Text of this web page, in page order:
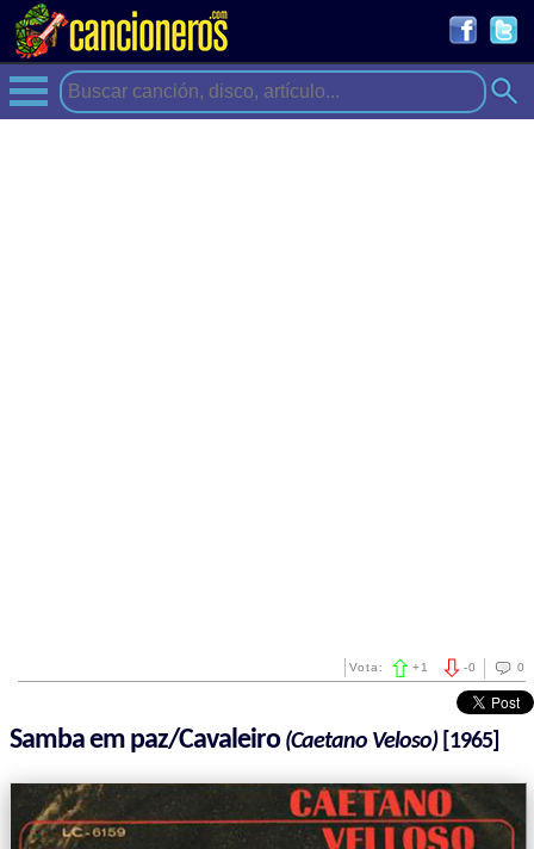
0
-0
Vota: +1
Samba em paz/Cavaleiro(Caetano Veloso)[1965]